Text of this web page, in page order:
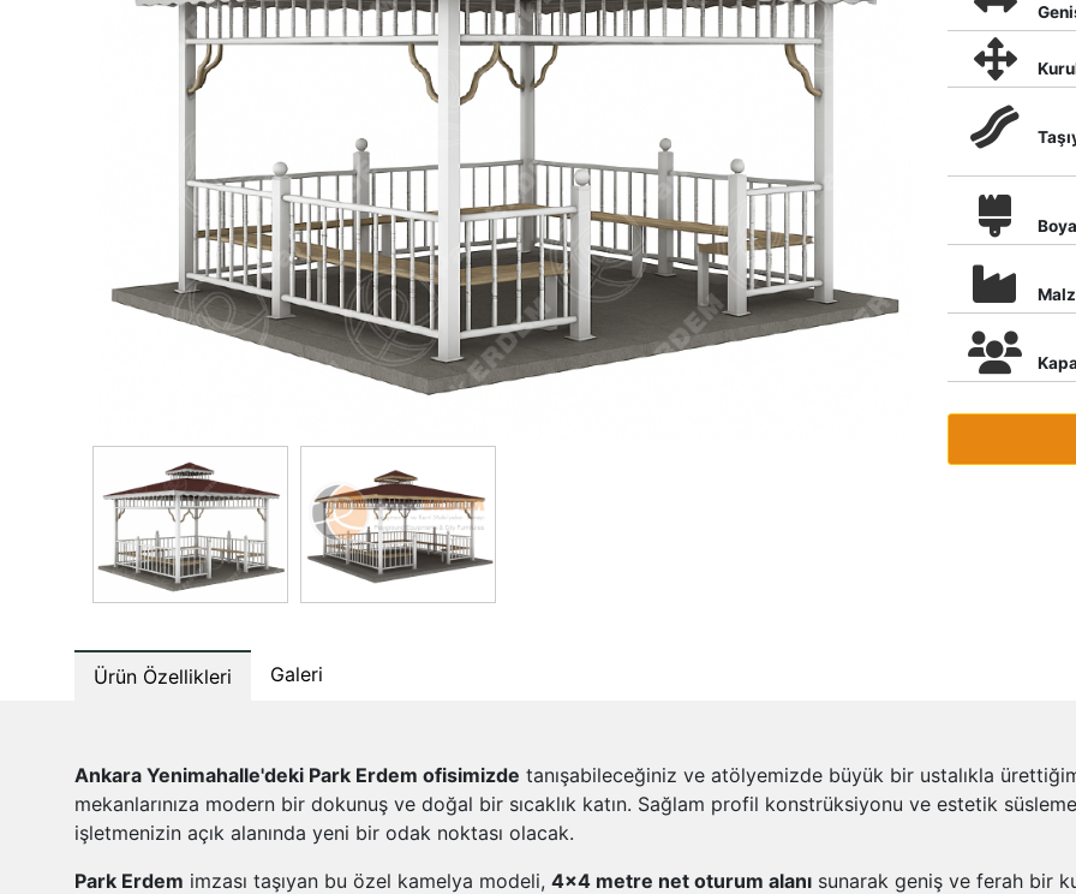
Boya
Ürün Özellikleri Galeri
Ankara Yenimahalle'deki Park Erdem ofisimizde tanışabileceğiniz ve atölyemizde büyük bir ustalıkla
mekanlarınıza modern bir dokunuş ve doğal bir sıcaklık katın. Sağlam profil konstrüksiyonu ve estetik
işletmenizin açık alanında yeni bir odak noktası olacak.
Park Erdem imzası taşıyan bu özel kamelya modeli, 4x4 metre net oturum alanı sunarak geniş ve ferah bir